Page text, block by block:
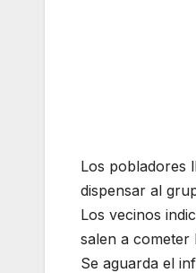
Los pobladores
dispensar al
Los vecinos
salen a cometer
Se aguarda el